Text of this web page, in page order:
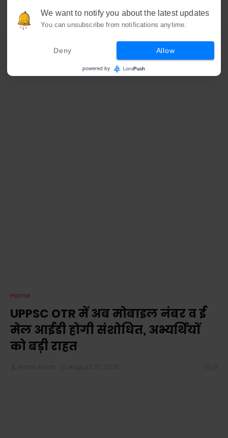
Home
UPPSC OTR में अब मोबाइल नंबर व ई
मेल आईडी होगी संशोधित, अभ्यर्थियों
को बड़ी राहत
We want to notify you about the latest updates
You can unsubscribe from notifications anytime.
Deny Allow